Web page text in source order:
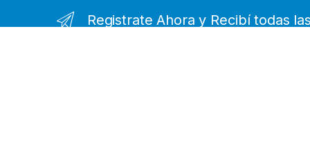
Registrate Ahora y Recibí todas